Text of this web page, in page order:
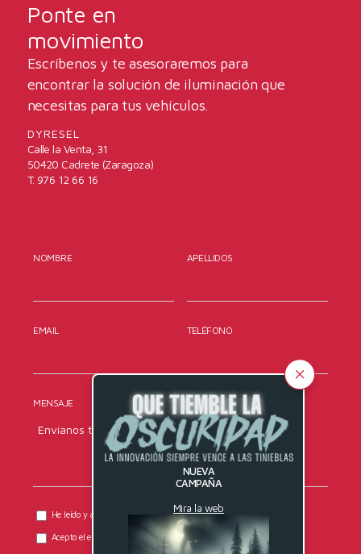
NUEVA
CAMPAÑA
Mira la web
Ponte en
movimiento
Escríbenos y te asesoraremos para
encontrar la solución de iluminación que
necesitas para tus vehículos.
DYRESEL
Calle la Venta, 31
50420 Cadrete (Zaragoza)
T. 976 12 66 16
NOMBRE APELLIDOS
EMAIL TELÉFONO
MENSAJE
He leído y acepto la política de privacidadde DYRESEL.
Acepto el envío de comunicaciones comerciales.